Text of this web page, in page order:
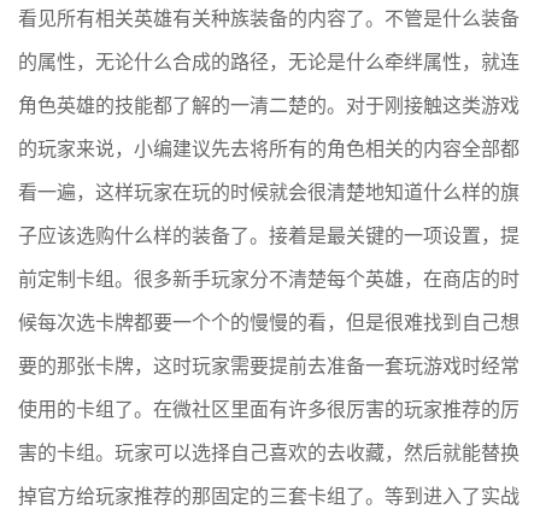
看见所有相关英雄有关种族装备的内容了。不管是什么装备
的属性，无论什么合成的路径，无论是什么牵绊属性，就连
角色英雄的技能都了解的一清二楚的。对于刚接触这类游戏
的玩家来说，小编建议先去将所有的角色相关的内容全部都
看一遍，这样玩家在玩的时候就会很清楚地知道什么样的旗
子应该选购什么样的装备了。接着是最关键的一项设置，提
前定制卡组。很多新手玩家分不清楚每个英雄，在商店的时
候每次选卡牌都要一个个的慢慢的看，但是很难找到自己想
要的那张卡牌，这时玩家需要提前去准备一套玩游戏时经常
使用的卡组了。在微社区里面有许多很厉害的玩家推荐的厉
害的卡组。玩家可以选择自己喜欢的去收藏，然后就能替换
掉官方给玩家推荐的那固定的三套卡组了。等到进入了实战